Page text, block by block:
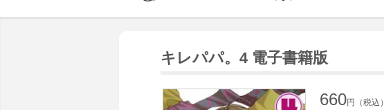
キレパパ。4 電子書籍版
660円（税込）